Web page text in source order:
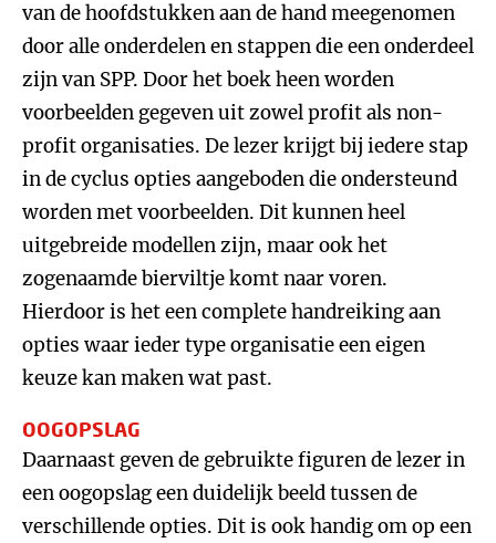
van de hoofdstukken aan de hand meegenomen
door alle onderdelen en stappen die een onderdeel
zijn van SPP. Door het boek heen worden
voorbeelden gegeven uit zowel profit als non-
profit organisaties. De lezer krijgt bij iedere stap
in de cyclus opties aangeboden die ondersteund
worden met voorbeelden. Dit kunnen heel
uitgebreide modellen zijn, maar ook het
zogenaamde bierviltje komt naar voren.
Hierdoor is het een complete handreiking aan
opties waar ieder type organisatie een eigen
keuze kan maken wat past.
OOGOPSLAG
Daarnaast geven de gebruikte figuren de lezer in
een oogopslag een duidelijk beeld tussen de
verschillende opties. Dit is ook handig om op een